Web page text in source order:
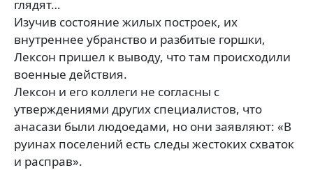
глядят…
Изучив состояние жилых построек, их
внутреннее убранство и разбитые горшки,
Лексон пришел к выводу, что там происходили
военные действия.
Лексон и его коллеги не согласны с
утверждениями других специалистов, что
анасази были людоедами, но они заявляют: «В
руинах поселений есть следы жестоких схваток
и расправ».